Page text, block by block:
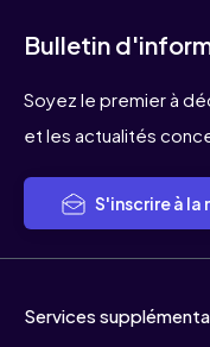
Bulletin
Soyez le premier à
et les actualités
S'inscrire à
Services